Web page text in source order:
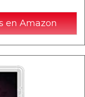
en Amazon